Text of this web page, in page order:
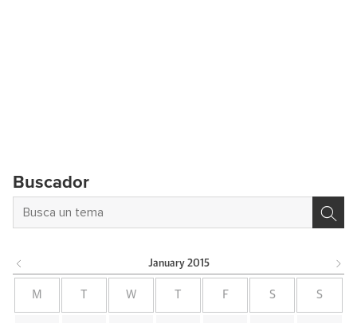
Buscador
January 2015
M W F S S